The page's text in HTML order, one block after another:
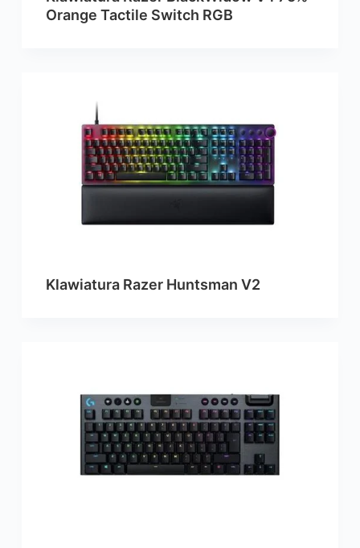
Orange Tactile Switch RGB
Klawiatura Razer Huntsman V2